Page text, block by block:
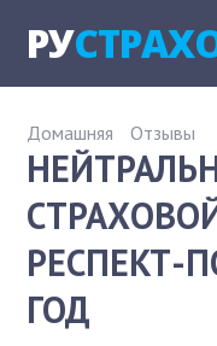
РУ
Домашняя Отзывы
РЕСПЕКТ-
ГОД